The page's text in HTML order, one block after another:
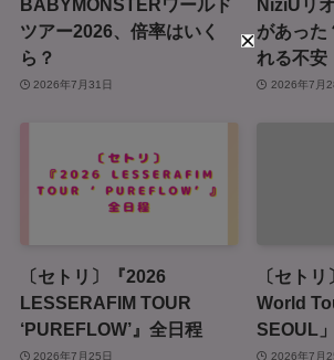
BABYMONSTERワールド
ツアー2026、倍率はいく
ら？
2026年7月31日
NiziUリ
があった
れる不安
2026年7月
〔セトリ〕『2026
LESSERAFIM TOUR
‘PUREFLOW’』全日程
2026年7月25日
〔セト
World
SEOUL」
2026年7月